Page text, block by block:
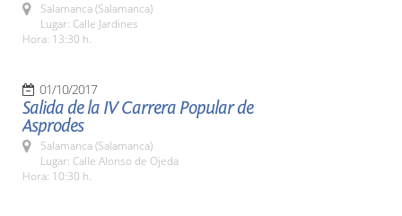
Salamanca (Salamanca)
Lugar: Calle Jardines
Hora: 13:30 h.
01/10/2017
Salida de la IV Carrera Popular de
Asprodes
Salamanca (Salamanca)
Lugar: Calle Alonso de Ojeda
Hora: 10:30 h.